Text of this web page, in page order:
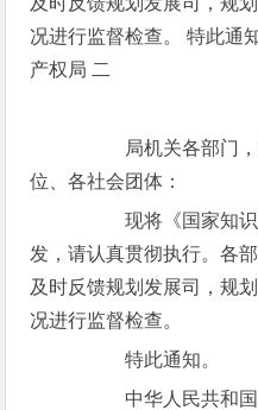
况进行监督检查。 特此通
产权局 二
局机关各部门，
位、各社会团体：
现将《国家知识产
发，请认真贯彻执行。各
及时反馈规划发展司，规
况进行监督检查。
特此通知。
中华人民共和国